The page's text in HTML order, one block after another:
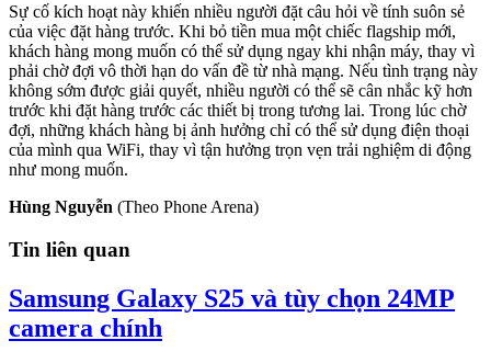
Sự cố kích hoạt này khiến nhiều người đặt câu hỏi về tính suôn sẻ
của việc đặt hàng trước. Khi bỏ tiền mua một chiếc flagship mới,
khách hàng mong muốn có thể sử dụng ngay khi nhận máy, thay vì
phải chờ đợi vô thời hạn do vấn đề từ nhà mạng. Nếu tình trạng này
không sớm được giải quyết, nhiều người có thể sẽ cân nhắc kỹ hơn
trước khi đặt hàng trước các thiết bị trong tương lai. Trong lúc chờ
đợi, những khách hàng bị ảnh hưởng chỉ có thể sử dụng điện thoại
của mình qua WiFi, thay vì tận hưởng trọn vẹn trải nghiệm di động
như mong muốn.
Hùng Nguyễn (Theo Phone Arena)
Tin liên quan
Samsung Galaxy S25 và tùy chọn 24MP
camera chính